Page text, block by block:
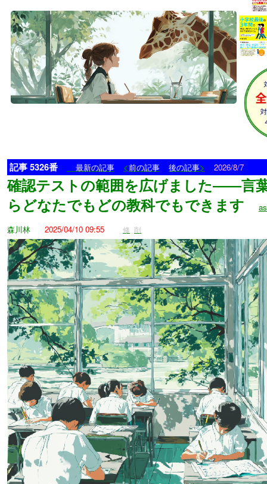
記事 5326番 最新の記事 <前の記事 後の記事> 2026/8/7
確認テストの範囲を広げました――言
らどなたでもどの教科でもできます
森川林
2025/04/10 09:55 修 削